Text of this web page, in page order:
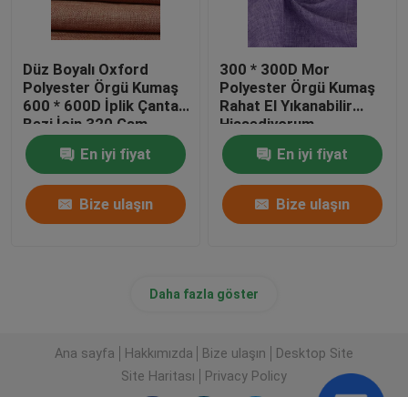
Düz Boyalı Oxford
Polyester Örgü Kumaş
600 * 600D İplik Çanta
Bezi İçin 320 Gsm
Sayısı
En iyi fiyat
Bize ulaşın
300 * 300D Mor
Polyester Örgü Kumaş
Rahat El Yıkanabilir
Hissediyorum
En iyi fiyat
Bize ulaşın
Daha fazla göster
Ana sayfa Hakkımızda Bize ulaşın
Desktop Site
Site Haritası
Privacy Policy